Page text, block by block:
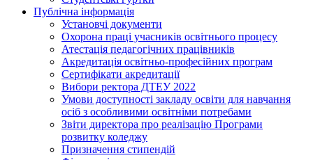
Публічна інформація
Установчі документи
Охорона праці учасників освітнього процесу
Атестація педагогічних працівників
Акредитація освітньо-професійних програм
Сертифікати акредитації
Вибори ректора ДТЕУ 2022
Умови доступності закладу освіти для навчання
осіб з особливими освітніми потребами
Звіти директора про реалізацію Програми
розвитку коледжу
Призначення стипендій